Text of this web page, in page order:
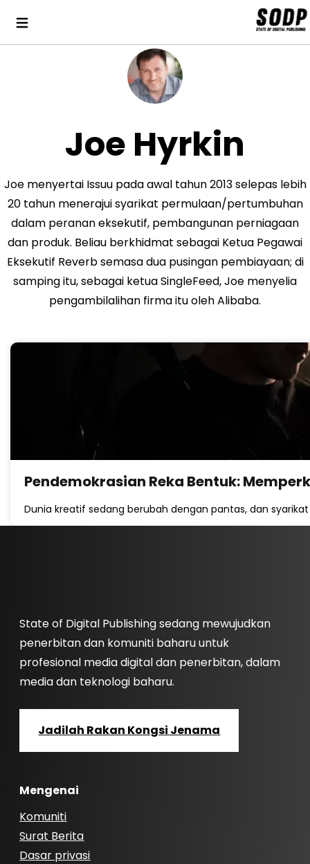
Joe Hyrkin
Joe menyertai Issuu pada awal tahun 2013 selepas lebih
20 tahun menerajui syarikat permulaan/pertumbuhan
dalam peranan eksekutif, pembangunan perniagaan
dan produk. Beliau berkhidmat sebagai Ketua Pegawai
Eksekutif Reverb semasa dua pusingan pembiayaan; di
samping itu, sebagai ketua SingleFeed, Joe menyelia
pengambilalihan firma itu oleh Alibaba.
Pendemokrasian Reka Bentuk:
Dunia kreatif sedang berubah dengan pantas, dan
State of Digital Publishing sedang mewujudkan
penerbitan dan komuniti baharu untuk
profesional media digital dan penerbitan, dalam
media dan teknologi baharu.
Jadilah Rakan Kongsi Jenama
Mengenai
Komuniti
Surat Berita
Dasar privasi